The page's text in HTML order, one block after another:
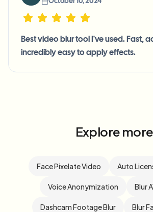
Best video blur tool I've used. Fast,
incredibly easy to apply effects.
Explore more
Face Pixelate Video Auto
Voice Anonymization Blur
Dashcam Footage Blur Blur